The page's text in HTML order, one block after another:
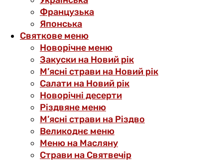
Французька
Японська
Святкове меню
Новорічне меню
Закуски на Новий рік
М’ясні страви на Новий рік
Салати на Новий рік
Новорічні десерти
Різдвяне меню
М’ясні страви на Різдво
Великоднє меню
Меню на Масляну
Страви на Святвечір